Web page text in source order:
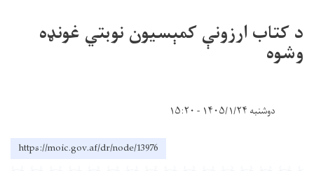
د کتاب ‎ارزونې کمېسیون نوبتي غونډه
وشوه
دوشنبه ۱۴۰۵/۱/۲۴ - ۱۵:۲۰
https://moic.gov.af/dr/node/13976